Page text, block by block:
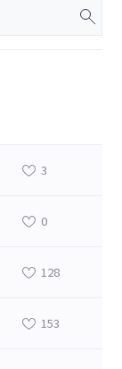
3
0
128
153